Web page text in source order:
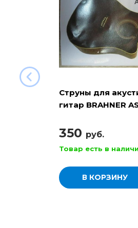
Струны для
гитар BRAHNER
350 руб.
Товар есть в
В КОРЗИНУ